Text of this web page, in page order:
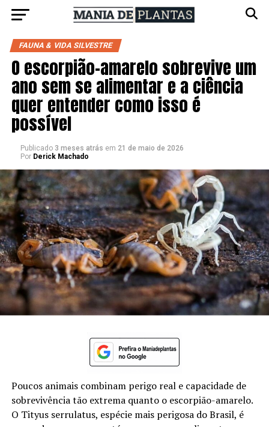
FAUNA & VIDA SILVESTRE
O escorpião-amarelo sobrevive um
ano sem se alimentar e a ciência
quer entender como isso é
possível
Publicado 3 meses atrás em 21 de maio de 2026
Por Derick Machado
Poucos animais combinam perigo real e capacidade de
sobrevivência tão extrema quanto o escorpião-amarelo.
O Tityus serrulatus, espécie mais perigosa do Brasil, é